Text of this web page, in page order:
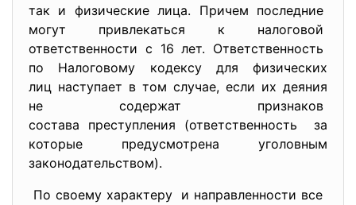
так и физические лица. Причем последние
могут привлекаться к налоговой
ответственности с 16 лет. Ответственность
по Налоговому кодексу для физических
лиц наступает в том случае, если их деяния
не содержат признаков
состава преступления (ответственность за
которые предусмотрена уголовным
законодательством).
По своему характеру и направленности все